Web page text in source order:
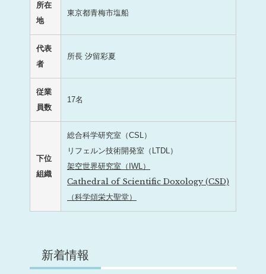
所在
地
東京都青梅市塩船
代表
者
所長 汐留彩夏
従業
員数
17名
下位
組織
総合科学研究室（CSL）
リフェルン技術開発室（LTDL）
架空世界研究室（IWL）
Cathedral of Scientific Doxology (CSD)
（科学頌栄大聖堂）
新着情報